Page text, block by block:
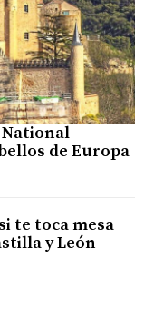
National
de Europa
te toca mesa
y León